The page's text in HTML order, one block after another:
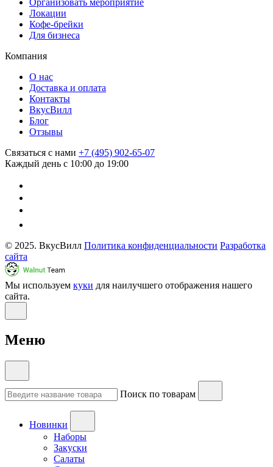
Организовать мероприятие
Локации
Кофе-брейки
Для бизнеса
Компания
О нас
Доставка и оплата
Контакты
ВкусВилл
Блог
Отзывы
Связаться с нами +7 (495) 902-65-07
Каждый день с 10:00 до 19:00
© 2025. ВкусВилл Политика конфиденциальности Разработка
сайта
Мы используем куки для наилучшего отображения нашего
сайта.
Меню
Поиск по товарам
Новинки
Наборы
Закуски
Салаты